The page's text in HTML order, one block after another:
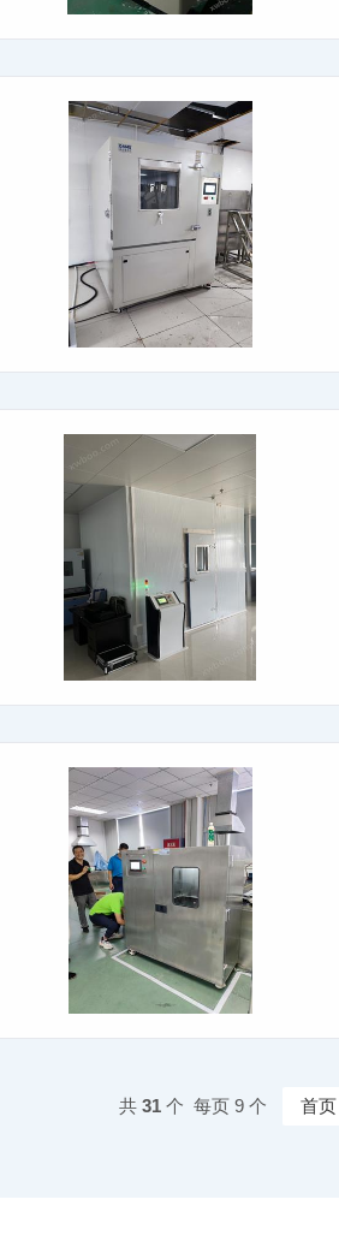
共 31个 每页 9 个 首页